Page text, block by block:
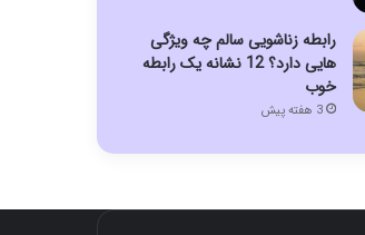
رابطه زناشویی سالم چه ویژگی
هایی دارد؟ 12 نشانه یک رابطه
خوب
3 هفته پیش